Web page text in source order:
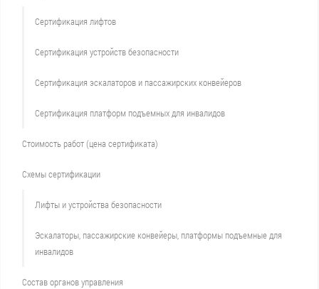
Сертификация лифтов
Сертификация устройств безопасности
Сертификация эскалаторов и пассажирских конвейеров
Сертификация платформ подъемных для инвалидов
Стоимость работ (цена сертификата)
Схемы сертификации
Лифты и устройства безопасности
Эскалаторы, пассажирские конвейеры, платформы подъемные для
инвалидов
Состав органов управления